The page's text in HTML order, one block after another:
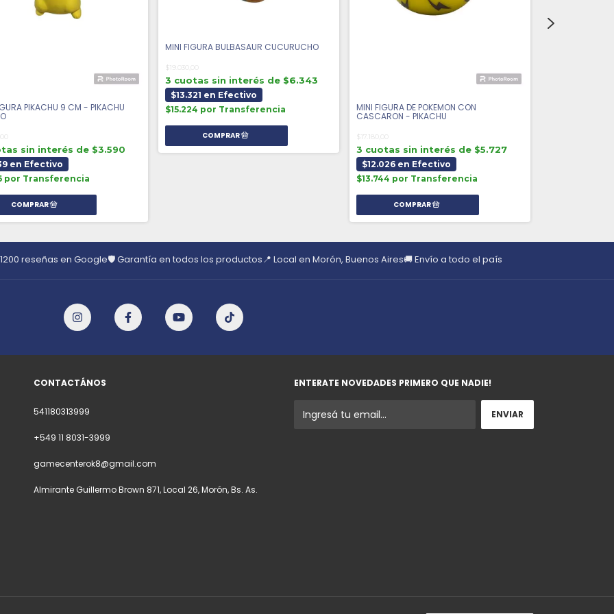
PIKACHU 9 CM - PIKACHU
sin interés de $3.590
en Efectivo
por Transferencia
MINI FIGURA BULBASAUR CUCURUCHO
$19.030,00
3 cuotas sin interés de $6.343
$13.321 en Efectivo
$15.224 por Transferencia
MINI FIGURA DE POKEMON CON
CASCARON - PIKACHU
$17.180,00
3 cuotas sin interés de $5.727
$12.026 en Efectivo
$13.744 por Transferencia
1200 reseñas en Google🛡️ Garantía en todos los productos📍 Local en Morón, Buenos Aires🚚 Envío a todo el país
CONTACTÁNOS
541180313999
+549 11 8031-3999
gamecenterok8@gmail.com
Almirante Guillermo Brown 871, Local 26, Morón, Bs. As.
ENTERATE NOVEDADES PRIMERO QUE NADIE!